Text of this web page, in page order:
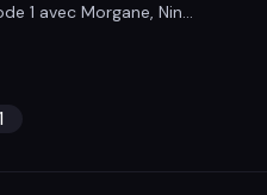
1 avec Morgane, Nin...